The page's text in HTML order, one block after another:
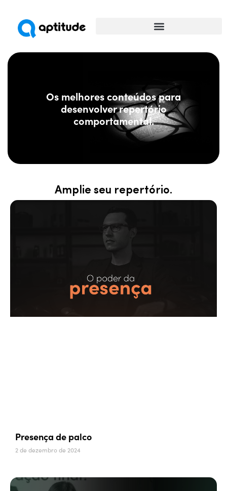
Os melhores conteúdos para
desenvolver repertório
comportamental.
Amplie seu repertório.
Presença de palco
2 de dezembro de 2024